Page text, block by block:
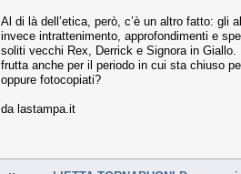
Al di là dell’etica, però, c’è un altro fatto: gli
invece intrattenimento, approfondimenti e
soliti vecchi Rex, Derrick e Signora in
frutta anche per il periodo in cui sta chiuso
oppure fotocopiati?
da lastampa.it